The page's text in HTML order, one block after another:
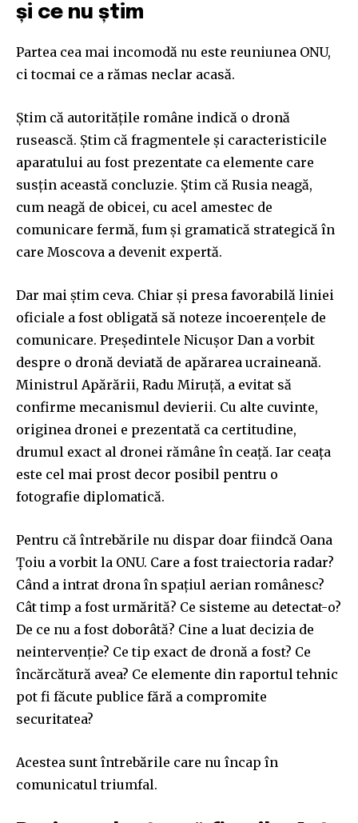
și ce nu știm
Partea cea mai incomodă nu este reuniunea ONU,
ci tocmai ce a rămas neclar acasă.
Știm că autoritățile române indică o dronă
rusească. Știm că fragmentele și caracteristicile
aparatului au fost prezentate ca elemente care
susțin această concluzie. Știm că Rusia neagă,
cum neagă de obicei, cu acel amestec de
comunicare fermă, fum și gramatică strategică în
care Moscova a devenit expertă.
Dar mai știm ceva. Chiar și presa favorabilă liniei
oficiale a fost obligată să noteze incoerențele de
comunicare. Președintele Nicușor Dan a vorbit
despre o dronă deviată de apărarea ucraineană.
Ministrul Apărării, Radu Miruță, a evitat să
confirme mecanismul devierii. Cu alte cuvinte,
originea dronei e prezentată ca certitudine,
drumul exact al dronei rămâne în ceață. Iar ceața
este cel mai prost decor posibil pentru o
fotografie diplomatică.
Pentru că întrebările nu dispar doar fiindcă Oana
Țoiu a vorbit la ONU. Care a fost traiectoria radar?
Când a intrat drona în spațiul aerian românesc?
Cât timp a fost urmărită? Ce sisteme au detectat-o?
De ce nu a fost doborâtă? Cine a luat decizia de
neintervenție? Ce tip exact de dronă a fost? Ce
încărcătură avea? Ce elemente din raportul tehnic
pot fi făcute publice fără a compromite
securitatea?
Acestea sunt întrebările care nu încap în
comunicatul triumfal.